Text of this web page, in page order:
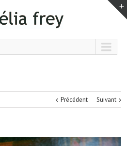
Précédent Suivant